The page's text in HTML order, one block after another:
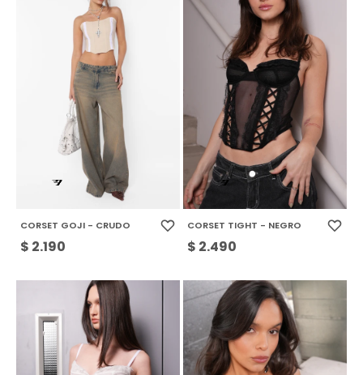
CORSET GOJI - CRUDO
$ 2.190
CORSET TIGHT - NEGRO
$ 2.490